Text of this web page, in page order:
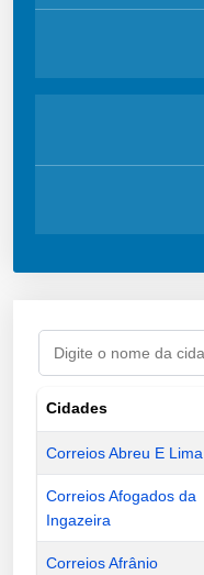
Cidades
Correios Abreu E Lima
Correios Afogados da
Ingazeira
Correios Afrânio